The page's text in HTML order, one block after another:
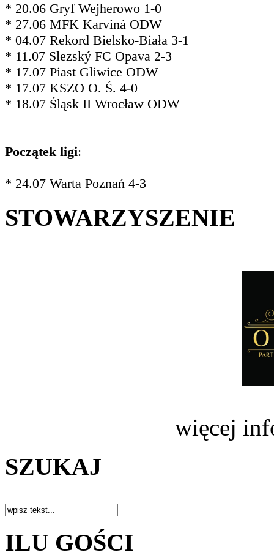
* 20.06 Gryf Wejherowo 1-0
* 27.06 MFK Karviná ODW
* 04.07 Rekord Bielsko-Biała 3-1
* 11.07 Slezský FC Opava 2-3
* 17.07 Piast Gliwice ODW
* 17.07 KSZO O. Ś. 4-0
* 18.07 Śląsk II Wrocław ODW
Początek ligi:
* 24.07 Warta Poznań 4-3
STOWARZYSZENIE
więcej
SZUKAJ
ILU GOŚCI